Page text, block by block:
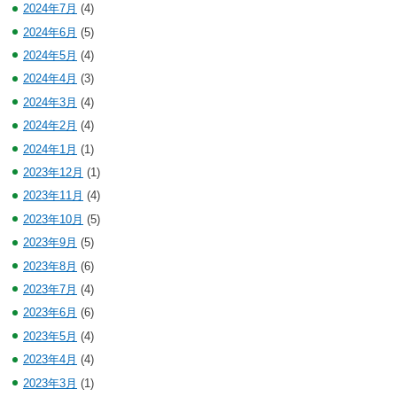
2024年7月 (4)
2024年6月 (5)
2024年5月 (4)
2024年4月 (3)
2024年3月 (4)
2024年2月 (4)
2024年1月 (1)
2023年12月 (1)
2023年11月 (4)
2023年10月 (5)
2023年9月 (5)
2023年8月 (6)
2023年7月 (4)
2023年6月 (6)
2023年5月 (4)
2023年4月 (4)
2023年3月 (1)